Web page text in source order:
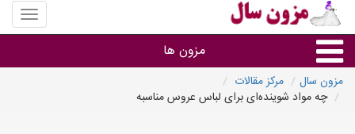
منوی
سایت
سال
مزون ها
گروه ها
مزون سال
مرکز مقالات
چه مواد شوینده‌ای برای لباس عروس مناسبه